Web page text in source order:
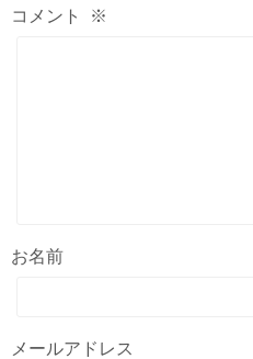
コメント ※
お名前
メールアドレス